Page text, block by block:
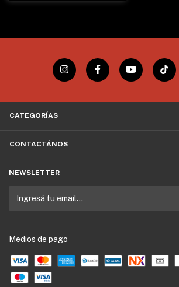
CATEGORÍAS
CONTACTÁNOS
NEWSLETTER
Medios de pago